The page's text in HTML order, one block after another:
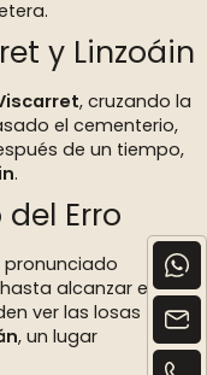
y Linzoáin
, cruzando la
el cementerio,
de un tiempo,
.
Erro
pronunciado
alcanzar elAlto
ver las losas
, un lugar